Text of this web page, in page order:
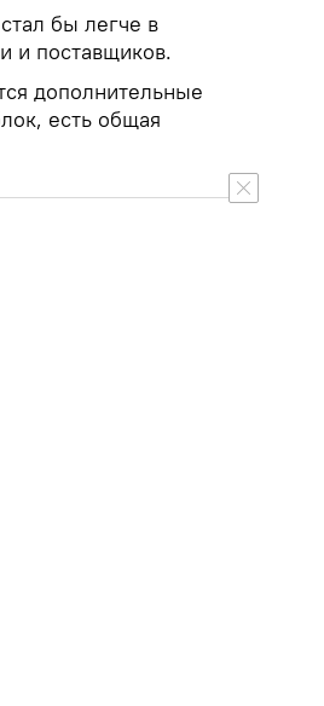
бы легче в
и поставщиков.
дополнительные
есть общая